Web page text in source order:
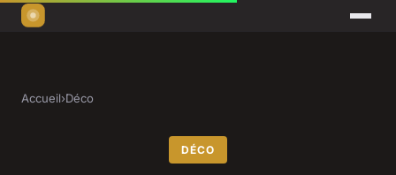
Accueil›Déco
DÉCO